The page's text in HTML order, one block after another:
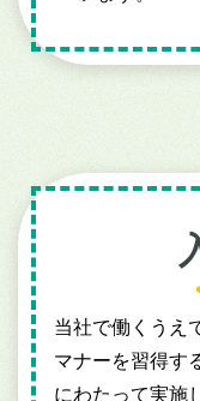
当社で働くうえ
マナーを習得す
にわたって実施